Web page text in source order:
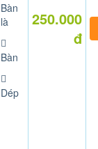
Bàn
là
Bàn
Dép
250.000
đ